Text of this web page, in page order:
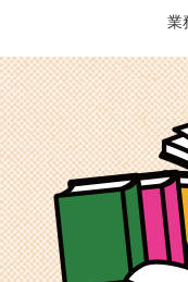
業